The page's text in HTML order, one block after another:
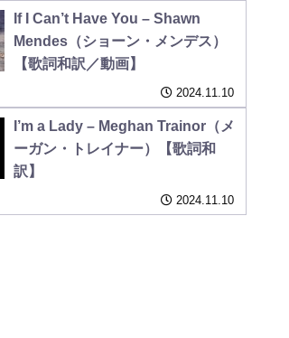
If I Can’t Have You – Shawn
Mendes（ショーン・メンデス）
【歌詞和訳／動画】
2024.11.10
I’m a Lady – Meghan Trainor（メ
ーガン・トレイナー）【歌詞和
訳】
2024.11.10